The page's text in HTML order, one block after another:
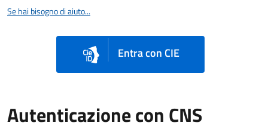
Se hai bisogno di aiuto...
Entra con CIE
Autenticazione con CNS